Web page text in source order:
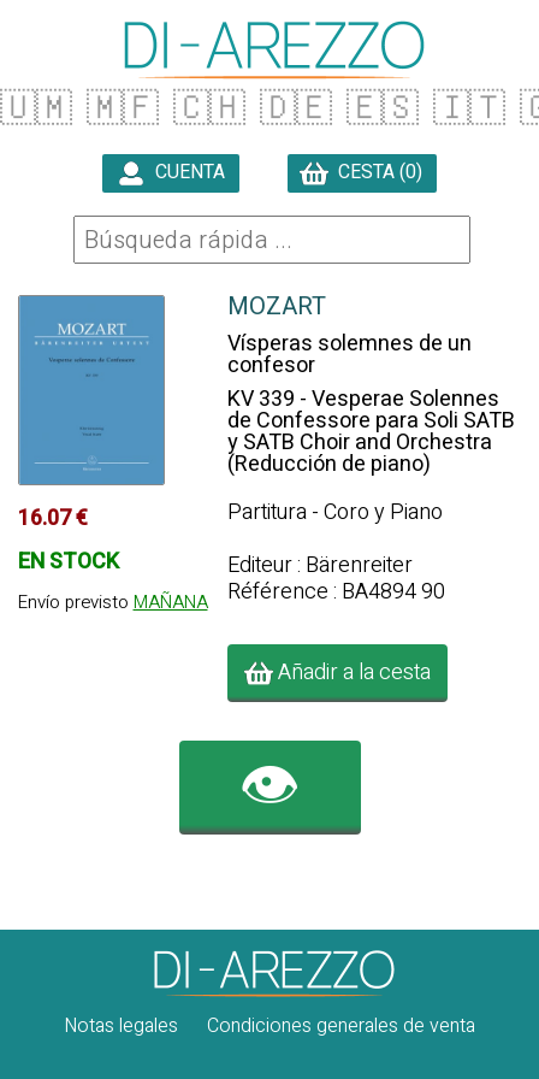
🇺🇲 🇲🇫 🇨🇭 🇩🇪 🇪🇸 🇮🇹
CUENTA CESTA (0)
16.07 €
EN STOCK
Envío previsto MAÑANA
MOZART
Vísperas solemnes de un
confesor
KV 339 - Vesperae Solennes
de Confessore para Soli SATB
y SATB Choir and Orchestra
(Reducción de piano)
Partitura - Coro y Piano
Editeur : Bärenreiter
Référence : BA4894 90
Añadir a la cesta
👁️
Notas legales Condiciones generales de venta